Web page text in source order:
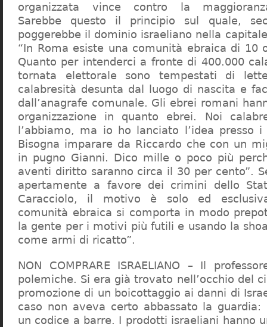
organizzata vince contro la
Sarebbe questo il principio sul quale,
poggerebbe il dominio israeliano nella
“In Roma esiste una comunità ebraica di 10
Quanto per intenderci a fronte di 400.000
tornata elettorale sono tempestati di
calabresità desunta dal luogo di nascita e
dall’anagrafe comunale. Gli ebrei romani
organizzazione in quanto ebrei. Noi
l’abbiamo, ma io ho lanciato l’idea presso
Bisogna imparare da Riccardo che con un
in pugno Gianni. Dico mille o poco più
aventi diritto saranno circa il 30 per cento”.
apertamente a favore dei crimini dello
Caracciolo, il motivo è solo ed
comunità ebraica si comporta in modo
la gente per i motivi più futili e usando la
come armi di ricatto”.
NON COMPRARE ISRAELIANO – Il
polemiche. Si era già trovato nell’occhio del
promozione di un boicottaggio ai danni di
caso non aveva certo abbassato la guardia:
un codice a barre. I prodotti israeliani hanno